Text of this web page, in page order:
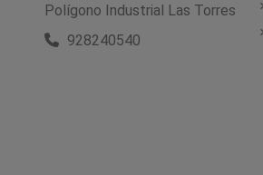
Polígono Industrial Las Torres
928240540